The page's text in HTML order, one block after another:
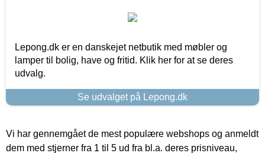
Lepong.dk er en danskejet netbutik med møbler og
lamper til bolig, have og fritid. Klik her for at se deres
udvalg.
Se udvalget på Lepong.dk
Vi har gennemgået de mest populære webshops og anmeldt
dem med stjerner fra 1 til 5 ud fra bl.a. deres prisniveau,